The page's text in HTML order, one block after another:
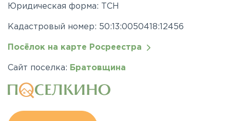
Юридическая форма: ТСН
Кадастровый номер: 50:13:0050418:12456
Посёлок на карте Росреестра
Сайт поселка: Братовщина